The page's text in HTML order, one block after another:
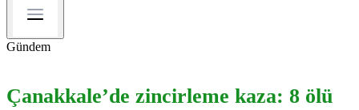
Gündem
Çanakkale’de zincirleme kaza: 8 ölü